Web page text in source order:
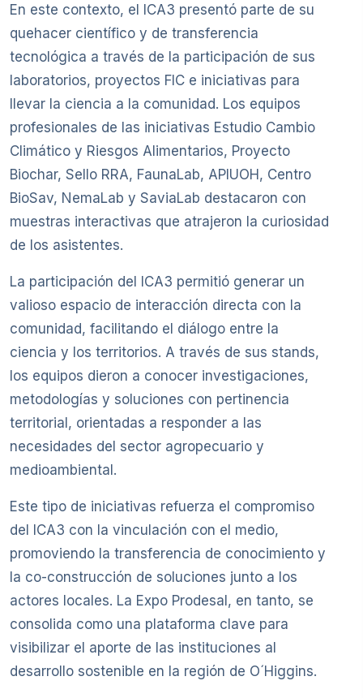
En este contexto, el ICA3 presentó parte de su
quehacer científico y de transferencia
tecnológica a través de la participación de sus
laboratorios, proyectos FIC e iniciativas para
llevar la ciencia a la comunidad. Los equipos
profesionales de las iniciativas Estudio Cambio
Climático y Riesgos Alimentarios, Proyecto
Biochar, Sello RRA, FaunaLab, APIUOH, Centro
BioSav, NemaLab y SaviaLab destacaron con
muestras interactivas que atrajeron la curiosidad
de los asistentes.
La participación del ICA3 permitió generar un
valioso espacio de interacción directa con la
comunidad, facilitando el diálogo entre la
ciencia y los territorios. A través de sus stands,
los equipos dieron a conocer investigaciones,
metodologías y soluciones con pertinencia
territorial, orientadas a responder a las
necesidades del sector agropecuario y
medioambiental.
Este tipo de iniciativas refuerza el compromiso
del ICA3 con la vinculación con el medio,
promoviendo la transferencia de conocimiento y
la co-construcción de soluciones junto a los
actores locales. La Expo Prodesal, en tanto, se
consolida como una plataforma clave para
visibilizar el aporte de las instituciones al
desarrollo sostenible en la región de O´Higgins.